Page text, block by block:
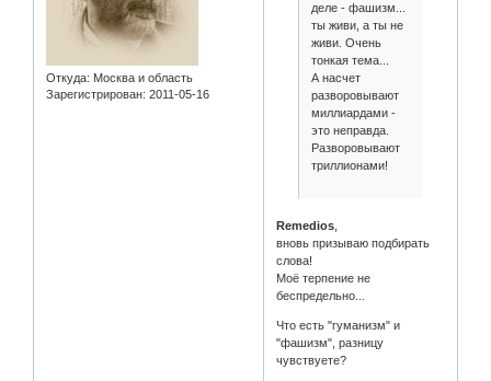
Откуда: Москва и область
Зарегистрирован: 2011-05-16
деле - фашизм...
ты живи, а ты не
живи. Очень
тонкая тема...
А насчет
разворовывают
миллиардами -
это неправда.
Разворовывают
триллионами!
Remedios
вновь призываю подбирать
слова!
Моё терпение не
беспредельно...
Что есть "гуманизм" и
"фашизм", разницу
чувствуете?